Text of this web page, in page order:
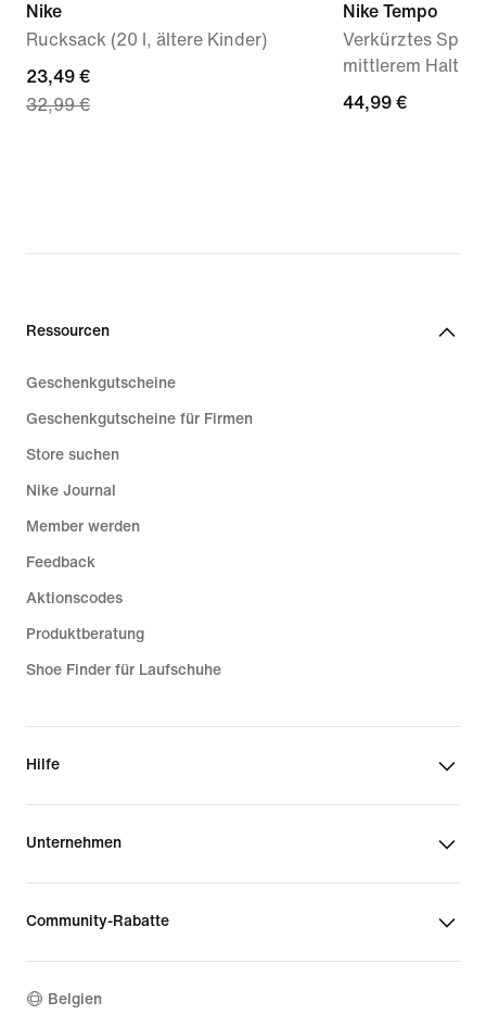
Nike
Rucksack (20 l, ältere Kinder)
current
price
23,49 €
32,99 €
Nike Tempo
Verkürztes
mittlerem Halt
44,99 €
44,99 €
Ressourcen
Geschenkgutscheine
Geschenkgutscheine für Firmen
Store suchen
Nike Journal
Member werden
Feedback
Aktionscodes
Produktberatung
Shoe Finder für Laufschuhe
Hilfe
Unternehmen
Community-Rabatte
Belgien